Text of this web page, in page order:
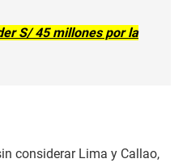
S/ 45 millones por la
considerar Lima y Callao,